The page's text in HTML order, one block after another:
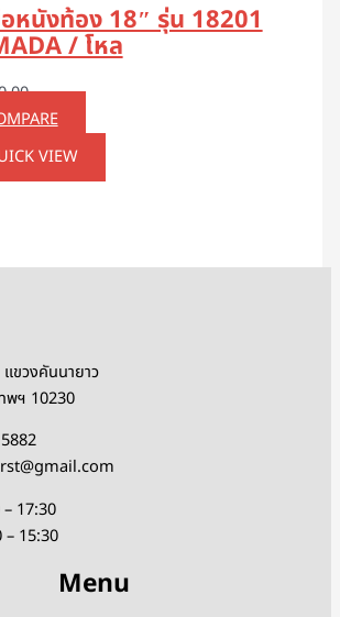
หนังท้อง 18″ รุ่น 18201
/ โหล
VIEW
ขวงคันนายาว
พฯ 10230
17:30
15:30
Menu